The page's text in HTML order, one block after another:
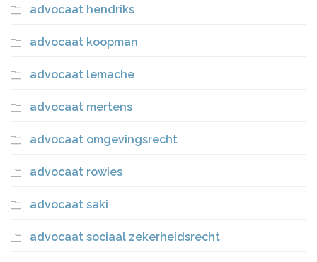
advocaat hendriks
advocaat koopman
advocaat lemache
advocaat mertens
advocaat omgevingsrecht
advocaat rowies
advocaat saki
advocaat sociaal zekerheidsrecht